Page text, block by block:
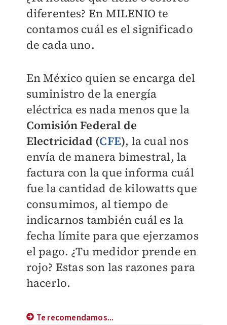
diferentes? En MILENIOte
contamos cuál es el significado
de cada uno.
En México quien se encarga del
suministro de la energía
eléctrica es nada menos que la
Comisión Federal de
Electricidad (CFE), la cual nos
envía de manera bimestral, la
factura con la que informa cuál
fue la cantidad de kilowatts que
consumimos, al tiempo de
indicarnos también cuál es la
fecha límite para que ejerzamos
el pago. ¿Tu medidor prende en
rojo? Estas son las razones para
hacerlo.
Te recomendamos...